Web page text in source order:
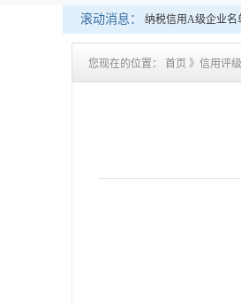
滚动消息：
海南：发布连续10年纳税信用A级企业名
您现在的位置： 首页 》 信用评